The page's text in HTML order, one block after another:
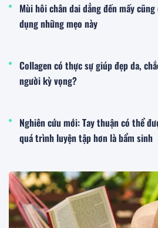
Mùi hôi chân dai dẳng đến mấy
dụng những mẹo này
Collagen có thực sự giúp đẹp da,
người kỳ vọng?
Nghiên cứu mới: Tay thuận có thể
quá trình luyện tập hơn là bẩm sinh